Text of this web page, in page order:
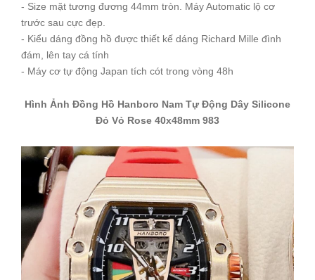
- Size mặt tương đương 44mm tròn. Máy Automatic lộ cơ
trước sau cực đẹp.
- Kiểu dáng đồng hồ được thiết kế dáng Richard Mille đình
đám, lên tay cá tính
- Máy cơ tự động Japan tích cót trong vòng 48h
Hình Ảnh Đồng Hồ Hanboro Nam Tự Động Dây Silicone
Đỏ Vỏ Rose 40x48mm 983